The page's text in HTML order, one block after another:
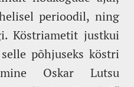
perioodil, ning
Köstriametit justkui
põhjuseks köstri
Oskar Lutsu